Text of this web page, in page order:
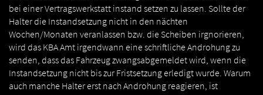
bei einer Vertragswerkstatt instand setzen zu lassen. Sollte der
Halter die Instandsetzung nicht in den nächten
Wochen/Monaten veranlassen bzw. die Scheiben irgnorieren,
wird das KBA Amt irgendwann eine schriftliche Androhung zu
senden, dass das Fahrzeug zwangsabgemeldet wird, wenn die
Instandsetzung nicht bis zur Fristsetzung erledigt wurde. Warum
auch manche Halter erst nach Androhung reagieren, ist